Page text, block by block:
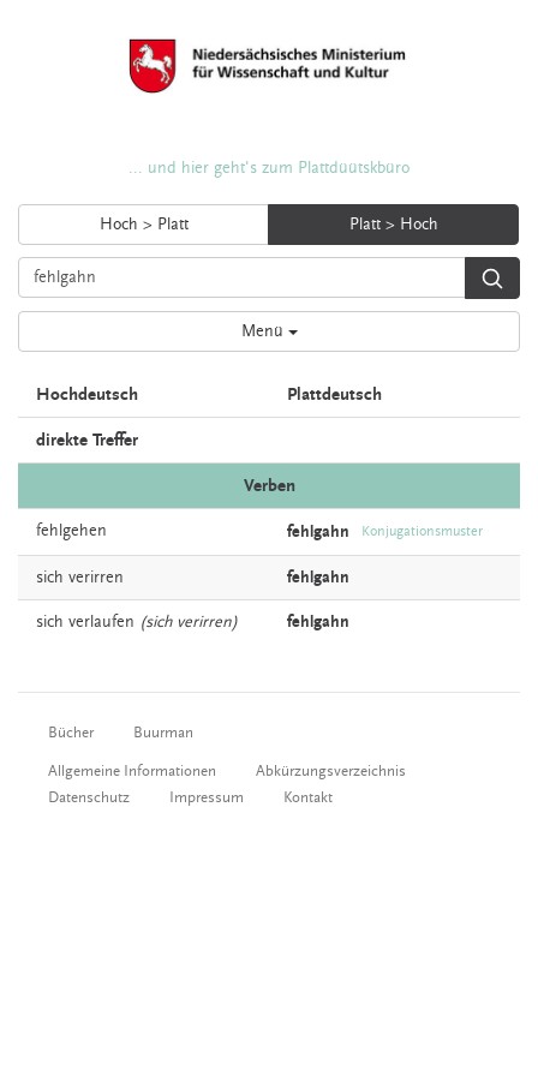
... und hier geht's zum Plattdüütskbüro
Hoch > Platt Platt > Hoch
Menü
Hochdeutsch Plattdeutsch
direkte Treffer
Verben
fehlgehen fehlgahn Konjugationsmuster
sich verirren fehlgahn
sich verlaufen (sich verirren) fehlgahn
Bücher Buurman
Allgemeine Informationen
Abkürzungsverzeichnis
Datenschutz
Impressum Kontakt